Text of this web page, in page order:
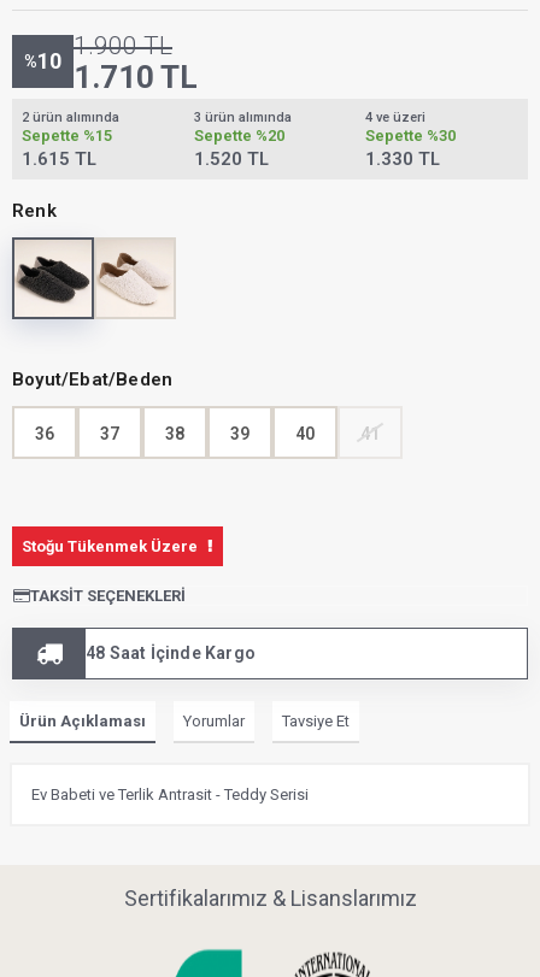
%10
1.900TL
1.710 TL
2 ürün alımında
Sepette %15
1.615 TL
3 ürün alımında
Sepette %20
1.520 TL
4 ve üzeri
Sepette %30
1.330 TL
Renk
Boyut/Ebat/Beden
36 37 38 39 40 41
Stoğu Tükenmek Üzere
TAKSIT SEÇENEKLERI
48 Saat İçinde Kargo
Ürün Açıklaması Yorumlar Tavsiye Et
Ev Babeti ve Terlik Antrasit - Teddy Serisi
Sertifikalarımız & Lisanslarımız